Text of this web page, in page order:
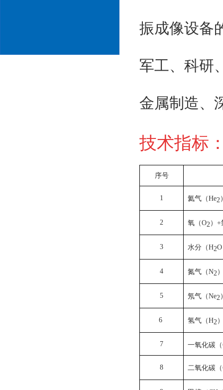
振成像设备
军工、科研
金属制造、
技术指标
序号
1 氦气（He2
2 氧（O2）
3 水分（H2
4 氮气（N2
5 氖气（Ne2
6 氢气（H2
7 一氧化碳
8 二氧化碳（